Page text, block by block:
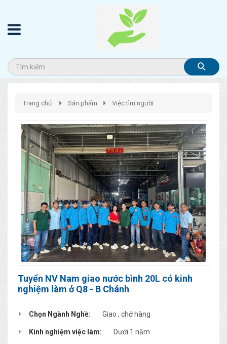
Trang chủ Sản phẩm Việc tìm người
Tuyển NV Nam giao nước bình 20L có kinh
nghiệm làm ở Q8 - B Chánh
Chọn Ngành Nghề: Giao , chở hàng
Kinh nghiệm việc làm: Dưới 1 năm